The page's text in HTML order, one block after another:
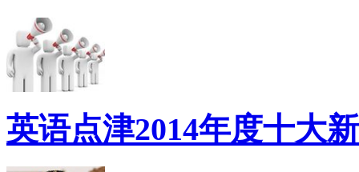
英语点津2014年度十大